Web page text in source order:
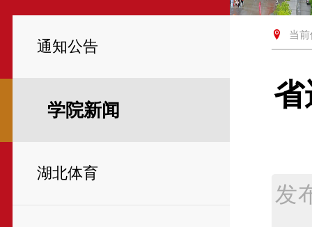
通知公告
学院新闻
湖北体育
当
省
发